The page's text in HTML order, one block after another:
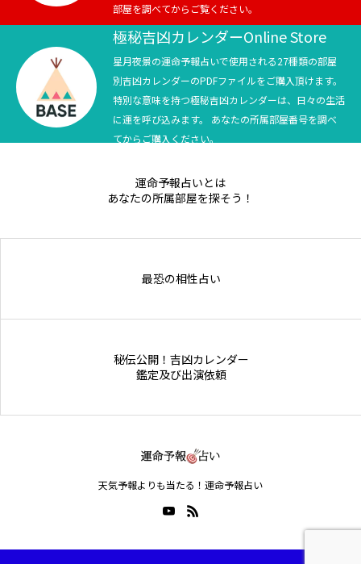
テニス四大大会・五輪
テニス四大大会・五輪
部屋を調べてからご覧ください。
極秘吉凶カレンダーOnline Store
星月夜景の運命予報占いで使用される27種類の部屋
別吉凶カレンダーのPDFファイルをご購入頂けます。
特別な意味を持つ極秘吉凶カレンダーは、日々の生活
に運を呼び込みます。 あなたの所属部屋番号を調べ
てからご購入ください。
運命予報占いとは
あなたの所属部屋を探そう！
最恐の相性占い
秘伝公開！吉凶カレンダー
鑑定及び出演依頼
天気予報よりも当たる！運命予報占い